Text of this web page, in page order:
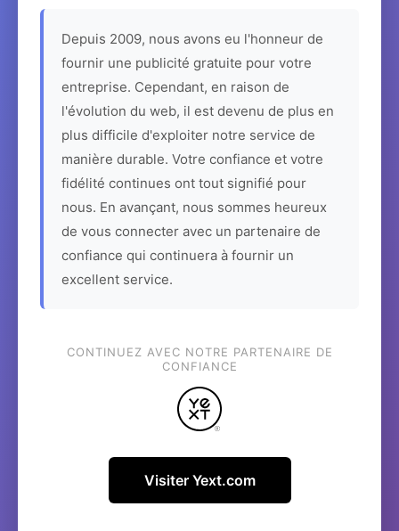
Depuis 2009, nous avons eu l'honneur de
fournir une publicité gratuite pour votre
entreprise. Cependant, en raison de
l'évolution du web, il est devenu de plus en
plus difficile d'exploiter notre service de
manière durable. Votre confiance et votre
fidélité continues ont tout signifié pour
nous. En avançant, nous sommes heureux
de vous connecter avec un partenaire de
confiance qui continuera à fournir un
excellent service.
CONTINUEZ AVEC NOTRE PARTENAIRE DE
CONFIANCE
Visiter Yext.com